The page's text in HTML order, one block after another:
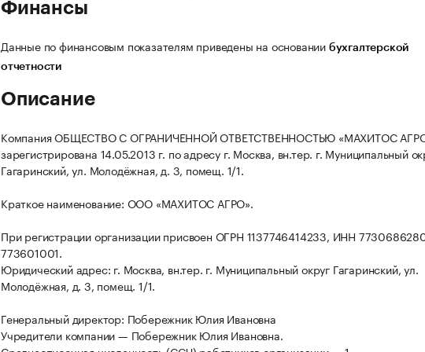
Финансы
Данные по финансовым показателям приведены на основании бухгалтерской
отчетности
Описание
Компания ОБЩЕСТВО С ОГРАНИЧЕННОЙ ОТВЕТСТВЕННОСТЬЮ «МАХИТОС
зарегистрирована 14.05.2013 г. по адресу г. Москва, вн.тер. г. Муниципальный
Гагаринский, ул. Молодёжная, д. 3, помещ. 1/1.
Краткое наименование: ООО «МАХИТОС АГРО».
При регистрации организации присвоен ОГРН 1137746414233, ИНН
773601001.
Юридический адрес: г. Москва, вн.тер. г. Муниципальный округ Гагаринский, ул.
Молодёжная, д. 3, помещ. 1/1.
Генеральный директор: Побережник Юлия Ивановна
Учредители компании — Побережник Юлия Ивановна.